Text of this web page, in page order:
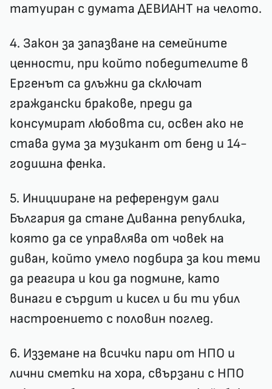
татуиран с думата ДЕВИАНТ на челото.
4. Закон за запазване на семейните
ценности, при който победителите в
Ергенът са длъжни да сключат
граждански бракове, преди да
консумират любовта си, освен ако не
става дума за музикант от бенд и 14-
годишна фенка.
5. Иницииране на референдум дали
България да стане Диванна република,
която да се управлява от човек на
диван, който умело подбира за кои теми
да реагира и кои да подмине, като
винаги е сърдит и кисел и би ти убил
настроението с половин поглед.
6. Изземане на всички пари от НПО и
лични сметки на хора, свързани с НПО